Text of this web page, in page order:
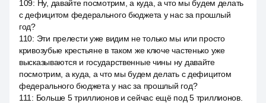
109: Ну, давайте посмотрим, а куда, а что мы будем делать
с дефицитом федерального бюджета у нас за прошлый
год?
110: Эти прелести уже видим не только мы или просто
кривозубые крестьяне в таком же ключе частенько уже
высказываются и государственные чины ну давайте
посмотрим, а куда, а что мы будем делать с дефицитом
федерального бюджета у нас за прошлый год?
111 : Больше 5 триллионов и сейчас ещё под 5 триллионов.